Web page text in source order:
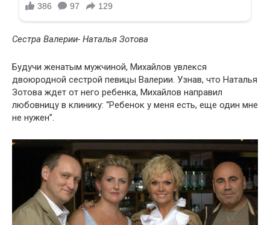
Сестра Валерии- Наталья Зотова
Будучи женатым мужчиной, Михайлов увлекся
двоюродной сестрой певицы Валерии. Узнав, что Наталья
Зотова ждет от него ребенка, Михайлов направил
любовницу в клинику: “Ребенок у меня есть, еще один мне
не нужен”.